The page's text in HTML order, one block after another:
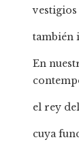
también
En
el rey
cuya